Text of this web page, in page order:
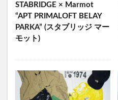
STABRIDGE × Marmot
“APT PRIMALOFT BELAY
PARKA” (スタブリッジ マー
モット)